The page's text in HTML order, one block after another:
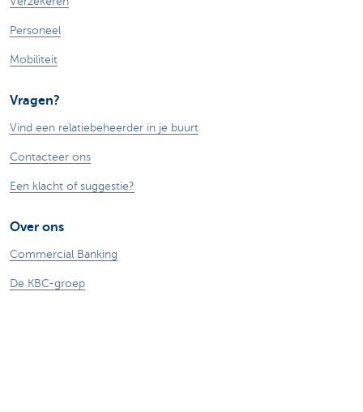
Personeel
Mobiliteit
Vragen?
Vind een relatiebeheerder in je buurt
Contacteer ons
Een klacht of suggestie?
Over ons
Commercial Banking
De KBC-groep